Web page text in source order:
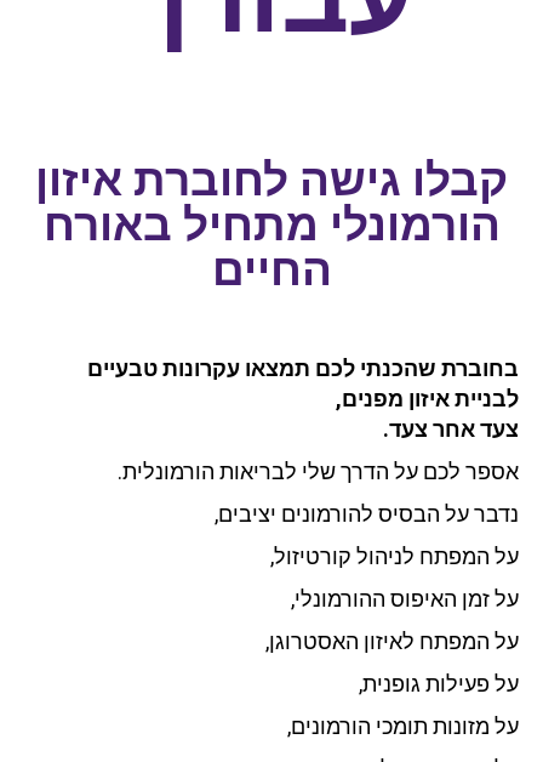
קבלו גישה לחוברת איזון
הורמונלי מתחיל באורח
החיים
בחוברת שהכנתי לכם תמצאו עקרונות טבעיים
לבניית איזון מפנים,
צעד אחר צעד.
אספר לכם על הדרך שלי לבריאות הורמונלית.
נדבר על הבסיס להורמונים יציבים,
על המפתח לניהול קורטיזול,
על זמן האיפוס ההורמונלי,
על המפתח לאיזון האסטרוגן,
על פעילות גופנית,
על מזונות תומכי הורמונים,